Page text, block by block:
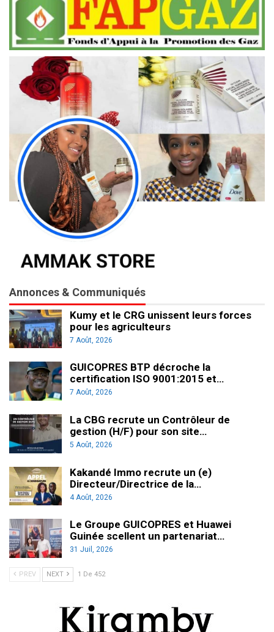
Annonces & Communiqués
Kumy et le CRG unissent leurs forces
pour les agriculteurs
7 Août, 2026
GUICOPRES BTP décroche la
certification ISO 9001:2015 et…
7 Août, 2026
La CBG recrute un Contrôleur de
gestion (H/F) pour son site…
5 Août, 2026
Kakandé Immo recrute un (e)
Directeur/Directrice de la…
4 Août, 2026
Le Groupe GUICOPRES et Huawei
Guinée scellent un partenariat…
31 Juil, 2026
PREV NEXT 1 De 452